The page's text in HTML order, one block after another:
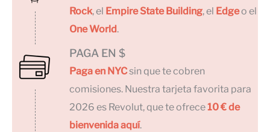
Rock, el Empire State Building, el Edgeo el
One World.
PAGA EN $
Paga en NYCsin que te cobren
comisiones. Nuestra tarjeta favorita para
2026 es Revolut, que te ofrece10 € de
bienvenida aquí.